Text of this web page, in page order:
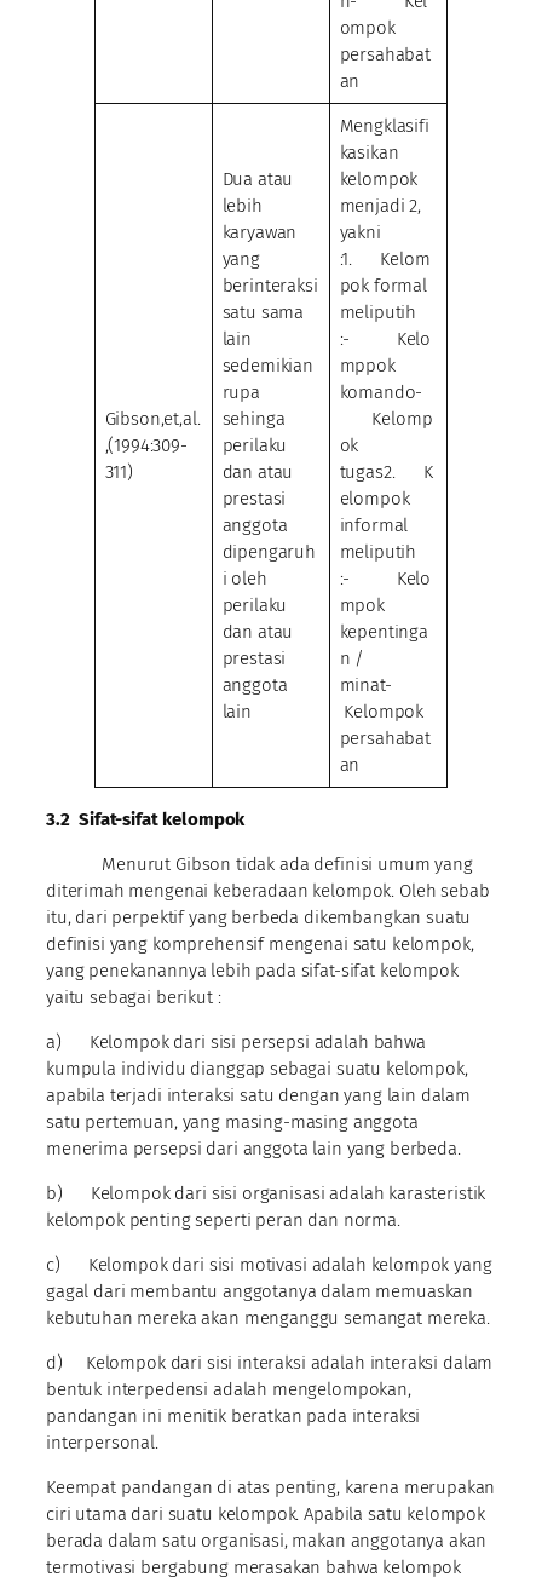
ompok
persahabat
an
Gibson,et,al.
,(1994:309-
311)
Dua atau
lebih
karyawan
yang
berinteraksi
satu sama
lain
sedemikian
rupa
sehinga
perilaku
dan atau
prestasi
anggota
dipengaruh
i oleh
perilaku
dan atau
prestasi
anggota
lain
Mengklasifi
kasikan
kelompok
menjadi 2,
yakni
:1. Kelom
pok formal
meliputih
:- Kelo
mppok
komando-
Kelomp
ok
tugas2. K
elompok
informal
meliputih
:- Kelo
mpok
kepentinga
n /
minat-
Kelompok
persahabat
an
3.2 Sifat-sifat kelompok
Menurut Gibson tidak ada definisi umum yang
diterimah mengenai keberadaan kelompok. Oleh sebab
itu, dari perpektif yang berbeda dikembangkan suatu
definisi yang komprehensif mengenai satu kelompok,
yang penekanannya lebih pada sifat-sifat kelompok
yaitu sebagai berikut :
a) Kelompok dari sisi persepsi adalah bahwa
kumpula individu dianggap sebagai suatu kelompok,
apabila terjadi interaksi satu dengan yang lain dalam
satu pertemuan, yang masing-masing anggota
menerima persepsi dari anggota lain yang berbeda.
b) Kelompok dari sisi organisasi adalah karasteristik
kelompok penting seperti peran dan norma.
c) Kelompok dari sisi motivasi adalah kelompok yang
gagal dari membantu anggotanya dalam memuaskan
kebutuhan mereka akan menganggu semangat mereka.
d) Kelompok dari sisi interaksi adalah interaksi dalam
bentuk interpedensi adalah mengelompokan,
pandangan ini menitik beratkan pada interaksi
interpersonal.
Keempat pandangan di atas penting, karena merupakan
ciri utama dari suatu kelompok. Apabila satu kelompok
berada dalam satu organisasi, makan anggotanya akan
termotivasi bergabung merasakan bahwa kelompok